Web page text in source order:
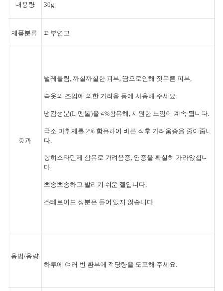
내용량 30g
제품분류 피부연고
효과
벌레물림, 까칠까칠한 피부, 땀으로인해 짓무른 피부,
속옷의 조임에 의한 가려움 등에 사용해 주세요.
냉감성분(L-멘톨)을 4%함유해, 시원한 느낌이 계속 됩니다.
국소 마취제를 2% 함유하여 바른 직후 가려움증을 줄여줍니
다.
항히스타민제 함유로 가려움증, 염증을 확실히 가라앉힙니
다.
뽀송뽀송하고 발리기 쉬운 젤입니다.
스테로이드 성분은 들어 있지 않습니다.
용법/용량
하루에 여러 번 환부에 적당량을 도포해 주세요.